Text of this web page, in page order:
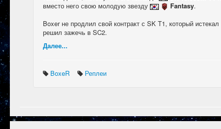
вместо него свою молодую звезду
Fantasy.
Boxer не продлил свой контракт с SK T1, который истекал
решил зажечь в SC2.
Далее...
BoxeR Реплеи